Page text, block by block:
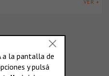
VER +